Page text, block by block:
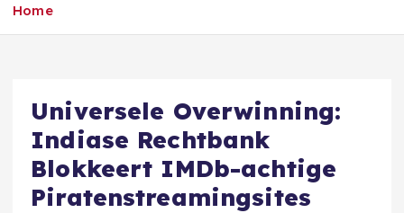
Home
Universele Overwinning:
Indiase Rechtbank
Blokkeert IMDb-achtige
Piratenstreamingsites